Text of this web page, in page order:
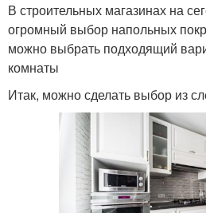
В строительных магазинах на
огромный выбор напольных
можно выбрать подходящий
комнаты
Итак, можно сделать выбор из